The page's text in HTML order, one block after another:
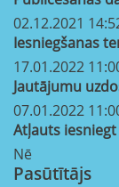
02.12.2021
Iesniegšanas
17.01.2022
Jautājumu
07.01.2022
Atļauts
Nē
Pasūtītājs